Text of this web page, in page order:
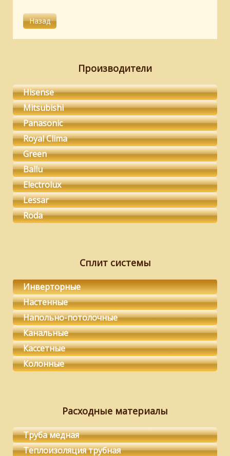
Производители
Hisense
Mitsubishi
Panasonic
Royal Clima
Green
Ballu
Electrolux
Lessar
Roda
Сплит системы
Инверторные
Настенные
Напольно-потолочные
Канальные
Кассетные
Колонные
Расходные материалы
Труба медная
Теплоизоляция трубная